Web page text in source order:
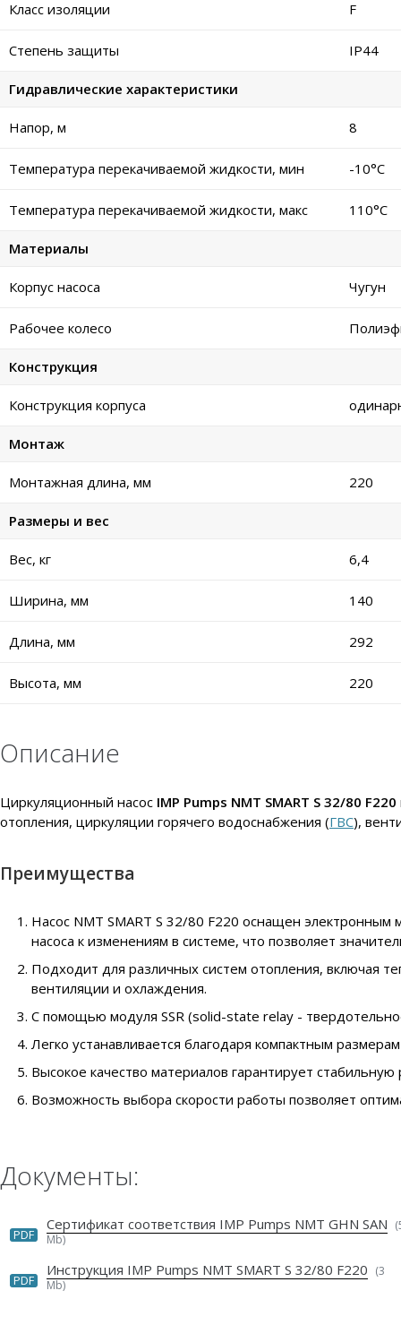
Класс изоляции F
Степень защиты IP44
Гидравлические характеристики
Напор, м 8
Температура перекачиваемой жидкости, мин -10°C
Температура перекачиваемой жидкости, макс 110°C
Материалы
Корпус насоса Чугун
Рабочее колесо
Конструкция
Конструкция корпуса
Монтаж
Монтажная длина, мм 220
Размеры и вес
Вес, кг 6,4
Ширина, мм 140
Длина, мм 292
Высота, мм 220
Описание
Циркуляционный насос IMP Pumps NMT SMART S 32/80 F220
отопления, циркуляции горячего водоснабжения (ГВС),
Преимущества
Насос NMT SMART S 32/80 F220 оснащен
насоса к изменениям в системе, что позволяет
Подходит для различных систем отопления, включая
вентиляции и охлаждения.
С помощью модуля SSR (solid-state relay -
Легко устанавливается благодаря компактным
Высокое качество материалов гарантирует
Возможность выбора скорости работы позволяет
Документы:
PDF
Сертификат соответствия IMP Pumps NMT GHN SAN
Mb)
PDF
Инструкция IMP Pumps NMT SMART S 32/80 F220 (3
Mb)